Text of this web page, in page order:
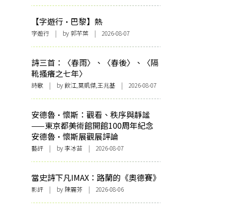
【字遊行·巴黎】熱
字遊行 | by 郭芊葉 | 2026-08-07
詩三首：〈春雨〉、〈春後〉、〈隔
靴搔癢之七年〉
詩歌 | by 飲江,莫凱傑,王兆基 | 2026-08-07
安德魯·懷斯：觀看、秩序與靜謐
——東京都美術館開館100周年紀念
安德魯·懷斯展觀展評論
藝評 | by 李冰苔 | 2026-08-07
當史詩下凡IMAX：路蘭的《奧德賽》
影評 | by 陳麗芬 | 2026-08-06